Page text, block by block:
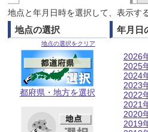
地点と年月日時を選択して、表示す
地点の選択
地点の選択をクリア
都府県・地方を選択
年月日
2026
2025
2024
2023
2022
2021
2020
2019